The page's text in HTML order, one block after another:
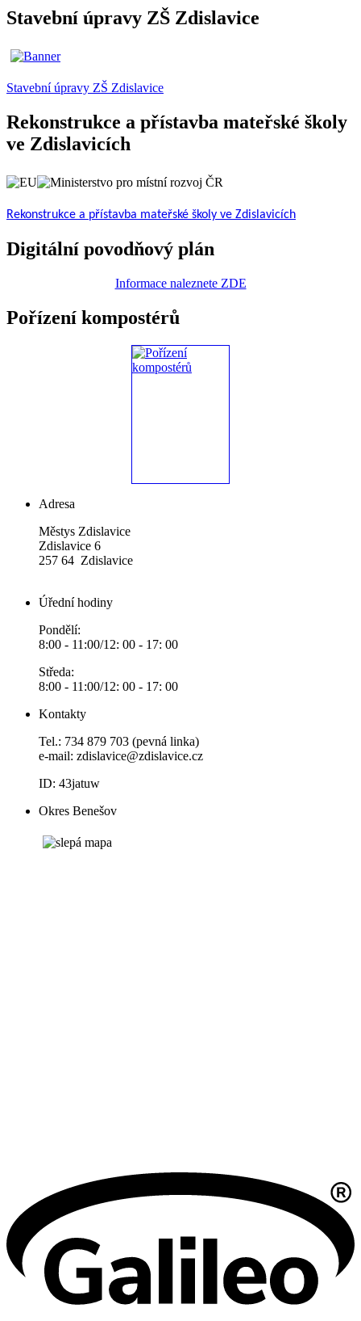
Stavební úpravy ZŠ Zdislavice
Stavební úpravy ZŠ Zdislavice
Rekonstrukce a přístavba mateřské školy
ve Zdislavicích
Rekonstrukce a přístavba mateřské školy ve Zdislavicích
Digitální povodňový plán
Informace naleznete ZDE
Pořízení kompostérů
Adresa
Městys Zdislavice
Zdislavice 6
257 64 Zdislavice
Úřední hodiny
Pondělí:
8:00 - 11:00/12: 00 - 17: 00
Středa:
8:00 - 11:00/12: 00 - 17: 00
Kontakty
Tel.: 734 879 703 (pevná linka)
e-mail: zdislavice@zdislavice.cz
ID: 43jatuw
Okres Benešov